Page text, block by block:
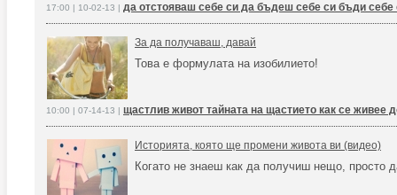
17:00 | 10-02-13 | да отстояваш себе си да бъдеш себе си бъди себе
За да получаваш, давай
Това е формулата на изобилието!
10:00 | 07-14-13 | щастлив живот тайната на щастието как се живее
Историята, която ще промени живота ви (видео)
Когато не знаеш как да получиш нещо, просто